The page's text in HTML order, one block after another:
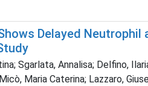
Delayed
Sgarlata, Annalisa; Delfino,
Maria Caterina; Lazzaro,